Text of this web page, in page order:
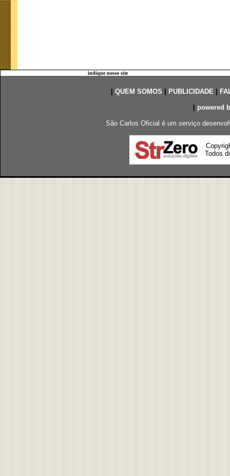
indique nosso site
QUEM SOMOS PUBLICIDADE|
powered
São Carlos Oficial é um serviço
Todos